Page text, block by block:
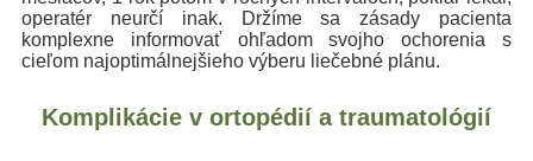
operatér neurčí inak. Držíme sa zásady pacienta
komplexne informovať ohľadom svojho ochorenia s
cieľom najoptimálnejšieho výberu liečebné plánu.
Komplikácie v ortopédií a traumatológií